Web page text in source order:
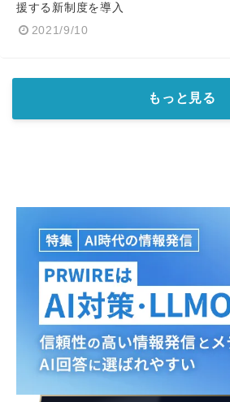
援する新制度を導入
2021/9/10
もっと見る